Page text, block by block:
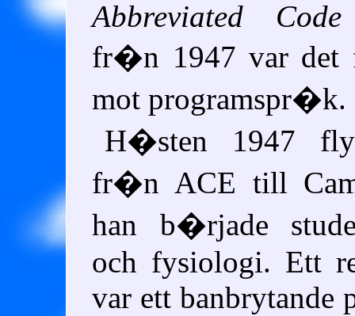
Abbreviated
fr�n 1947 var det
mot programspr�k.
H�sten 1947
fr�n ACE till
han b�rjade
och fysiologi. Ett
var ett banbrytande